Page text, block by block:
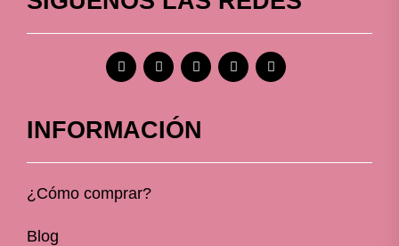
INFORMACIÓN
¿Cómo comprar?
Blog